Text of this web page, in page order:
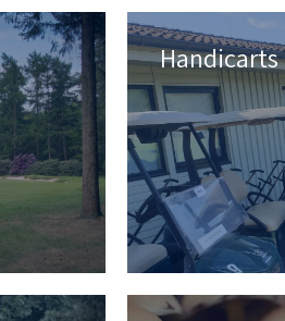
Handicarts